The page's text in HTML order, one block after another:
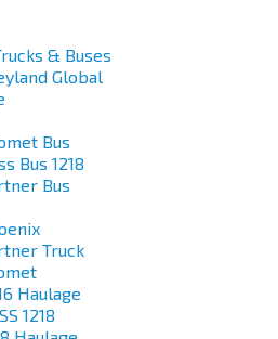
& Buses
Global
Bus
Bus 1218
Bus
Truck
Haulage
1218